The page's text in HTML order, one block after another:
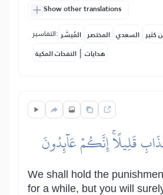
Show other translations
التفاسير: المُيسَّر المختصر السعدي كثير
النفحات المكية | هدايات
قَلِيلًاۚ إِنَّكُمۡ عَآئِدُونَ
We shall hold the
for a while, but you will